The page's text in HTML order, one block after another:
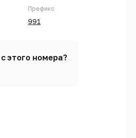
Префикс
991
этого номера?